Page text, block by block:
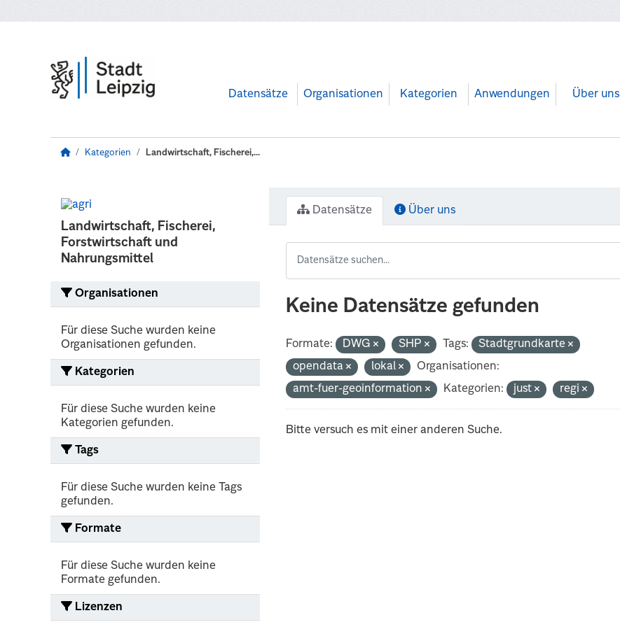
Datensätze Organisationen Kategorien Anwendungen Über uns
Kategorien Landwirtschaft, Fischerei,...
Landwirtschaft, Fischerei,
Forstwirtschaft und
Nahrungsmittel
Organisationen
Für diese Suche wurden keine
Organisationen gefunden.
Kategorien
Für diese Suche wurden keine
Kategorien gefunden.
Tags
Für diese Suche wurden keine Tags
gefunden.
Formate
Für diese Suche wurden keine
Formate gefunden.
Lizenzen
Datensätze Über uns
Keine Datensätze gefunden
Formate: DWG SHP Tags:
Stadtgrundkarte
opendata
lokal
Organisationen:
amt-fuer-geoinformation
Kategorien: just regi
Bitte versuch es mit einer anderen Suche.